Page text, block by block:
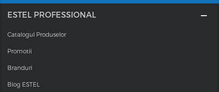
ESTEL PROFESSIONAL
Catalogul Produselor
Promotii
Branduri
Blog ESTEL